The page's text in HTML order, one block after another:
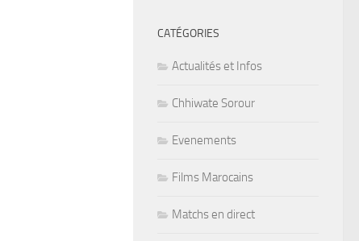
CATÉGORIES
Actualités et Infos
Chhiwate Sorour
Evenements
Films Marocains
Matchs en direct